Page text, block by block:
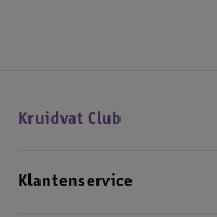
Kruidvat Club
Klantenservice